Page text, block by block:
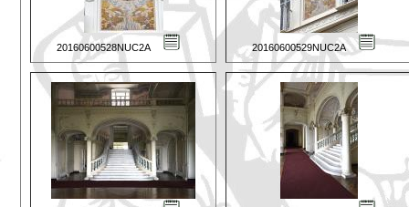
20160600528NUC2A 20160600529NUC2A